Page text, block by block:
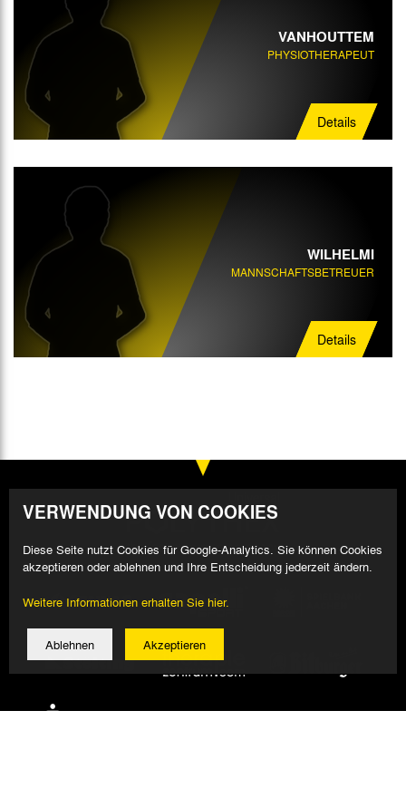
VANHOUTTEM
PHYSIOTHERAPEUT
Details
WILHELMI
MANNSCHAFTSBETREUER
Details
VERWENDUNG VON COOKIES
Diese Seite nutzt Cookies für Google-Analytics. Sie können Cookies
akzeptieren oder ablehnen und Ihre Entscheidung jederzeit ändern.
Weitere Informationen erhalten Sie hier.
Ablehnen Akzeptieren